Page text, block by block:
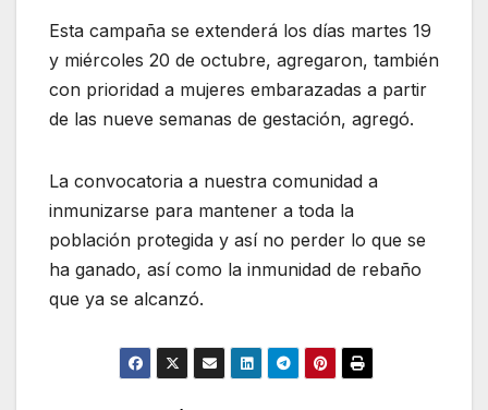
Esta campaña se extenderá los días martes 19
y miércoles 20 de octubre, agregaron, también
con prioridad a mujeres embarazadas a partir
de las nueve semanas de gestación, agregó.
La convocatoria a nuestra comunidad a
inmunizarse para mantener a toda la
población protegida y así no perder lo que se
ha ganado, así como la inmunidad de rebaño
que ya se alcanzó.